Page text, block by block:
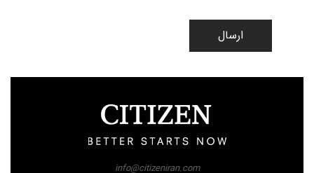
ارسال
info@citizeniran.com